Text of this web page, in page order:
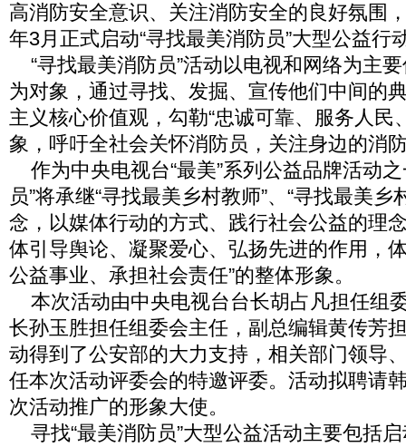
高消防安全意识、关注消防安全的良好氛围
年3月正式启动“寻找最美消防员”大型公益行
“寻找最美消防员”活动以电视和网络为主
为对象，通过寻找、发掘、宣传他们中间的
主义核心价值观，勾勒“忠诚可靠、服务人民
象，呼吁全社会关怀消防员，关注身边的消
作为中央电视台“最美”系列公益品牌活动
员”将承继“寻找最美乡村教师”、“寻找最美乡
念，以媒体行动的方式、践行社会公益的理
体引导舆论、凝聚爱心、弘扬先进的作用，
公益事业、承担社会责任”的整体形象。
本次活动由中央电视台台长胡占凡担任组
长孙玉胜担任组委会主任，副总编辑黄传芳
动得到了公安部的大力支持，相关部门领导
任本次活动评委会的特邀评委。活动拟聘请
次活动推广的形象大使。
寻找“最美消防员”大型公益活动主要包括